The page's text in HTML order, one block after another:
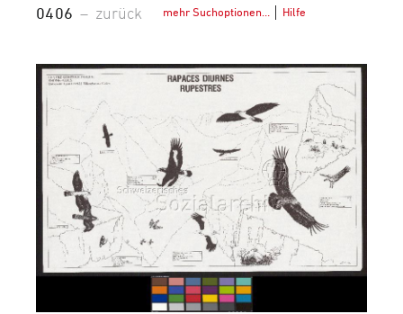
mehr Suchoptionen… Hilfe
0406 – zurück